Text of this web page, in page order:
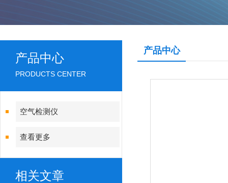
产品中心
PRODUCTS CENTER
空气检测仪
查看更多
相关文章
产品中心